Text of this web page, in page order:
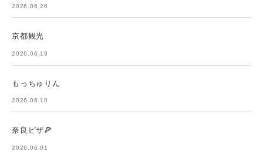
2026.06.26
京都観光
2026.06.19
もっちゅりん
2026.06.10
奈良ピザ🍕
2026.06.01